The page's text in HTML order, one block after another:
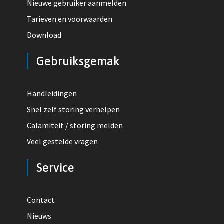
Nieuwe gebruiker aanmelden
Tarieven en voorwaarden
Download
Gebruiksgemak
Handleidingen
Snel zelf storing verhelpen
Calamiteit / storing melden
Veel gestelde vragen
Service
Contact
Nieuws